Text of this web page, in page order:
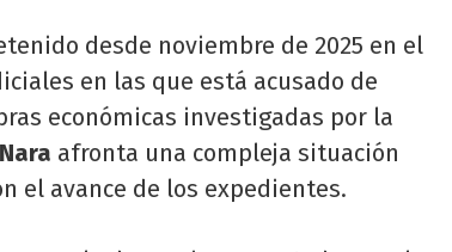
desde noviembre de 2025 en el
en las que está acusado de
económicas investigadas por la
afronta una compleja situación
el avance de los expedientes.